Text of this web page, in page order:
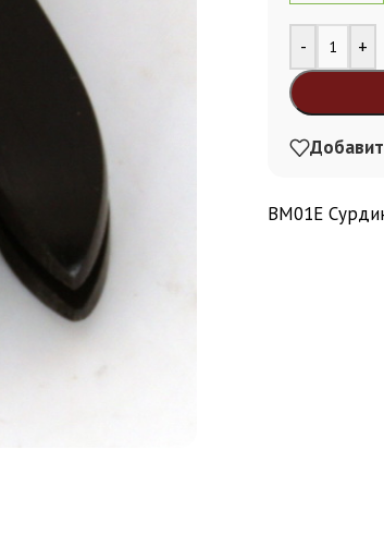
- +
Alternative:
BM01E